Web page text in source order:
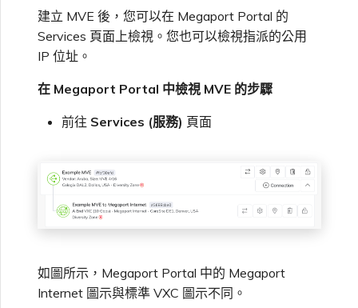
建立 MVE 後，您可以在 Megaport Portal 的
Services 頁面上檢視。您也可以檢視指派的公用
IP 位址。
在 Megaport Portal 中檢視 MVE 的步驟
前往 Services (服務) 頁面
如圖所示，Megaport Portal 中的 Megaport
Internet 圖示與標準 VXC 圖示不同。